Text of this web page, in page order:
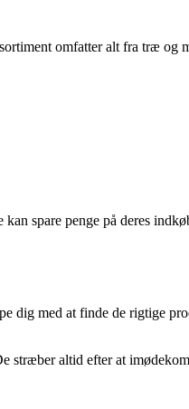
omfatter alt fra træ og
spare penge på deres
dig med at finde de rigtige
altid efter at